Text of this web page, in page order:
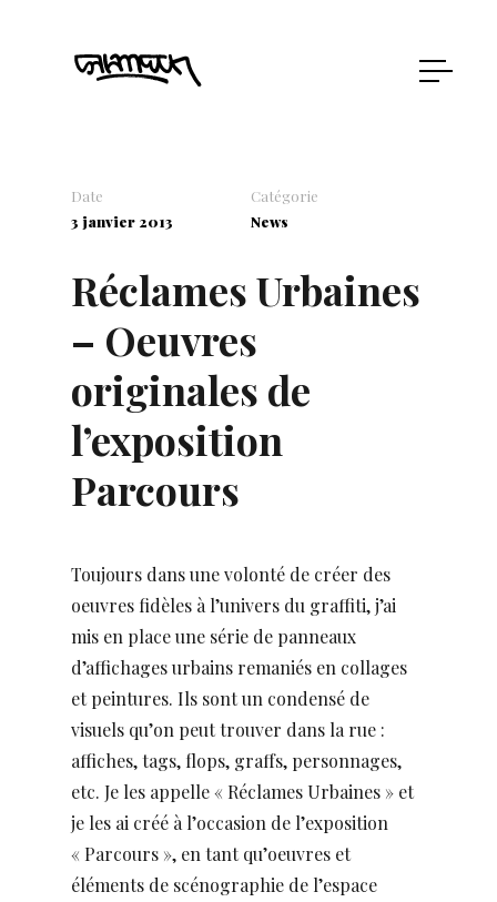
Date
3 janvier 2013
Catégorie
News
Réclames Urbaines
– Oeuvres
originales de
l’exposition
Parcours
Toujours dans une volonté de créer des
oeuvres fidèles à l’univers du graffiti, j’ai
mis en place une série de panneaux
d’affichages urbains remaniés en collages
et peintures. Ils sont un condensé de
visuels qu’on peut trouver dans la rue :
affiches, tags, flops, graffs, personnages,
etc. Je les appelle « Réclames Urbaines » et
je les ai créé à l’occasion de l’exposition
« Parcours », en tant qu’oeuvres et
éléments de scénographie de l’espace